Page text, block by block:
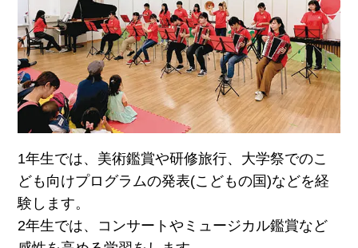
1年生では、美術鑑賞や研修旅行、大学祭でのこ
ども向けプログラムの発表(こどもの国)などを経
験します。
2年生では、コンサートやミュージカル鑑賞など